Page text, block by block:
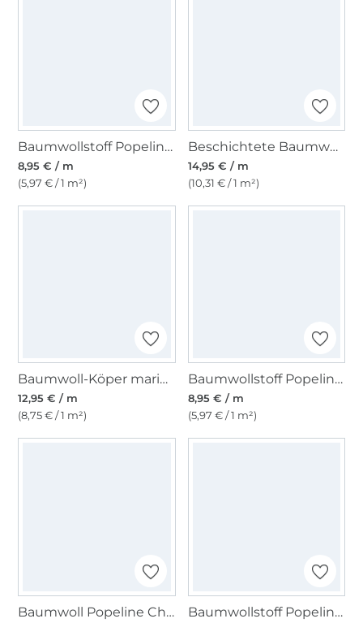
Baumwollstoff Popeline hellrosa
8,95 € / m
(5,97 € / 1 m²)
Beschichtete Baumwolle Abstract Shapes, rot
14,95 € / m
(10,31 € / 1 m²)
Baumwoll-Köper marineblau
12,95 € / m
(8,75 € / 1 m²)
Baumwollstoff Popeline hellmint
8,95 € / m
(5,97 € / 1 m²)
Baumwoll Popeline Cherries, pink Baumwollstoff Popeline, hellblau